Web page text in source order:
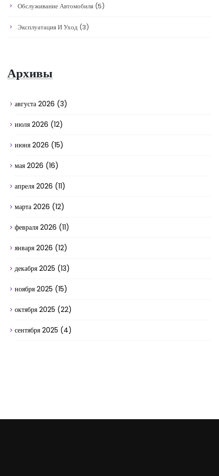
Обслуживание Автомобиля (5)
Эксплуатация И Уход (3)
Архивы
августа 2026 (3)
июля 2026 (12)
июня 2026 (15)
мая 2026 (16)
апреля 2026 (11)
марта 2026 (12)
февраля 2026 (11)
января 2026 (12)
декабря 2025 (13)
ноября 2025 (15)
октября 2025 (22)
сентября 2025 (4)